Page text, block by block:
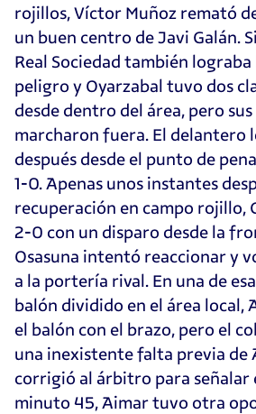
rojillos, Víctor Muñoz remató
un buen centro de Javi Galán.
Real Sociedad también
peligro y Oyarzabal tuvo dos
desde dentro del área, pero
marcharon fuera. El delantero
después desde el punto de
1-0. Apenas unos instantes
recuperación en campo rojillo,
2-0 con un disparo desde la
Osasuna intentó reaccionar y
a la portería rival. En una de
balón dividido en el área local,
el balón con el brazo, pero el
una inexistente falta previa de
corrigió al árbitro para señalar
minuto 45, Aimar tuvo otra